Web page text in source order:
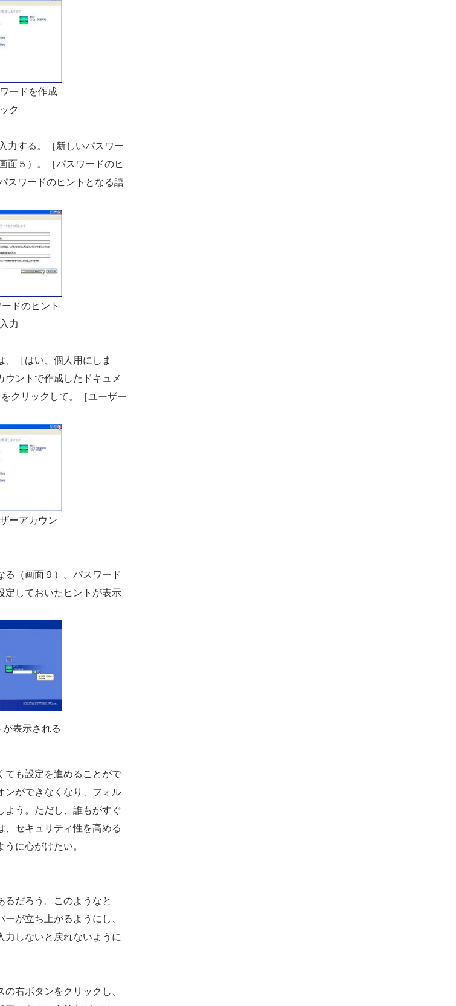
ードを作成
ク
力する。［新しいパスワー
面５）。［パスワードのヒ
スワードのヒントとなる語
ドのヒント
力
［はい、個人用にしま
ントで作成したドキュメ
クリックして。［ユーザー
ーアカウン
る（画面９）。パスワード
定しておいたヒントが表示
表示される
ても設定を進めることがで
ンができなくなり、フォル
よう。ただし、誰もがすぐ
、セキュリティ性を高める
に心がけたい。
るだろう。このようなと
が立ち上がるようにし、
力しないと戻れないように
右ボタンをクリックし、